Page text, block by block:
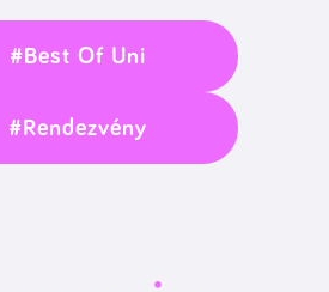
#Best Of Uni
#Rendezvény